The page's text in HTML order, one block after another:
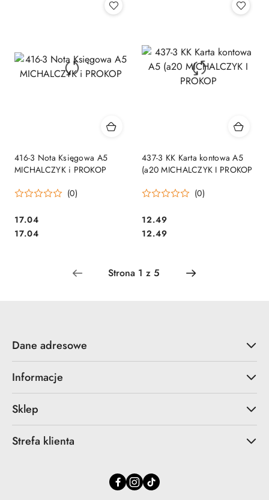
416-3 Nota Księgowa A5
MICHALCZYK i PROKOP
(0)
Cena:
17.04
Cena:
17.04
437-3 KK Karta kontowa A5
(a20 MICHALCZYK I PROKOP
(0)
Cena:
12.49
Cena:
12.49
Dane adresowe
Informacje
Sklep
Strefa klienta